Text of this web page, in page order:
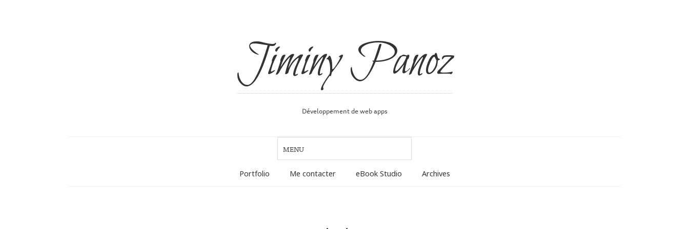
Jiminy Panoz
Développement de web apps
Portfolio Me contacter eBook Studio Archives